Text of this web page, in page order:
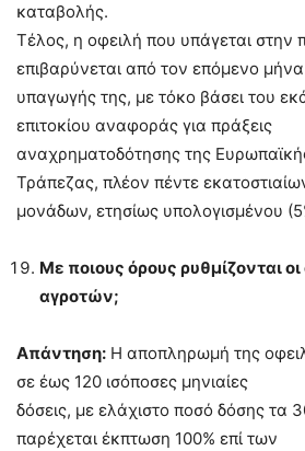
καταβολής.
Τέλος, η οφειλή που υπάγεται στην
επιβαρύνεται από τον επόμενο μήνα
υπαγωγής της, με τόκο βάσει του
επιτοκίου αναφοράς για πράξεις
αναχρηματοδότησης της
Τράπεζας, πλέον πέντε
μονάδων, ετησίως υπολογισμένου
Με ποιους όρους ρυθμίζονται
αγροτών;
Απάντηση: Η αποπληρωμή της
σε έως 120 ισόποσες μηνιαίες
δόσεις, με ελάχιστο ποσό δόσης τα
παρέχεται έκπτωση 100% επί των